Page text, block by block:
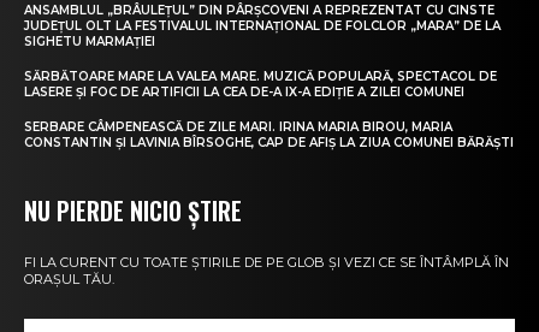
ANSAMBLUL „BRÂULEȚUL” DIN PÂRȘCOVENI A REPREZENTAT CU CINSTE
JUDEȚUL OLT LA FESTIVALUL INTERNAȚIONAL DE FOLCLOR „MARA” DE LA
SIGHETU MARMAȚIEI
SĂRBĂTOARE MARE LA VALEA MARE. MUZICĂ POPULARĂ, SPECTACOL DE
LASERE ȘI FOC DE ARTIFICII LA CEA DE-A IX-A EDIȚIE A ZILEI COMUNEI
SERBARE CÂMPENEASCĂ DE ZILE MARI. IRINA MARIA BIROU, MARIA
CONSTANTIN ȘI LAVINIA BÎRSOGHE, CAP DE AFIȘ LA ZIUA COMUNEI BĂRĂȘTI
NU PIERDE NICIO ȘTIRE
FI LA CURENT CU TOATE ȘTIRILE DE PE GLOB ȘI VEZI CE SE ÎNTÂMPLĂ ÎN
ORAȘUL TĂU.